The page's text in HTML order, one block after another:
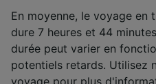
En moyenne, le voyage en
dure 7 heures et 44
durée peut varier en
potentiels retards. Utilisez
voyage pour plus